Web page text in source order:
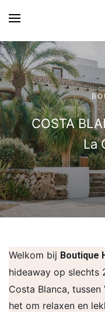
COSTA
La
Welkom bij Boutique
hideaway op slechts
Costa Blanca,
het om relaxen en